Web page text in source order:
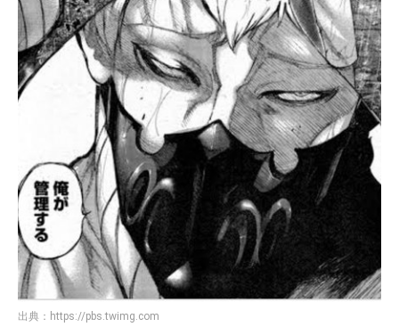
出典： https://pbs.twimg.com